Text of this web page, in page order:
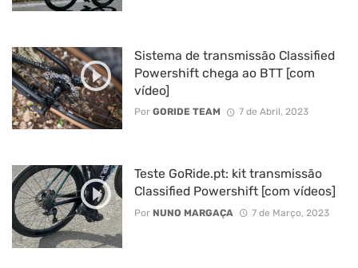
Sistema de transmissão Classified
Powershift chega ao BTT [com
vídeo]
Por GORIDE TEAM 7 de Abril, 2023
Teste GoRide.pt: kit transmissão
Classified Powershift [com vídeos]
Por NUNO MARGAÇA 7 de Março, 2023